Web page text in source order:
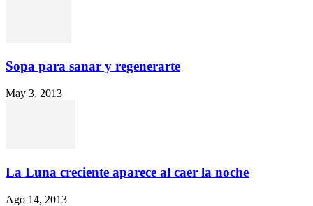
Sopa para sanar y regenerarte
May 3, 2013
La Luna creciente aparece al caer la noche
Ago 14, 2013